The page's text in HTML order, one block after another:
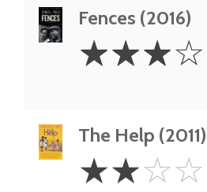
Fences (2016)
Stars
☆☆☆☆
The Help (2011)
Stars
☆☆☆☆